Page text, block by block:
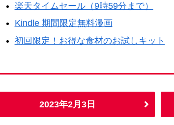
楽天タイムセール（9時59分まで）
Kindle 期間限定無料漫画
初回限定！お得な食材のお試しキット
2023年2月3日